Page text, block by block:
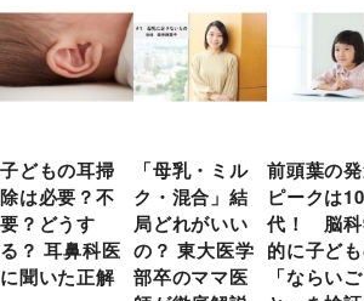
子どもの耳掃
除は必要？不
要？どうす
る？ 耳鼻科医
に聞いた正解
「母乳・ミル
ク・混合」結
局どれがいい
の？ 東大医学
部卒のママ医
前頭葉の
ピークは10
代！ 脳
的に子ど
「ならいご